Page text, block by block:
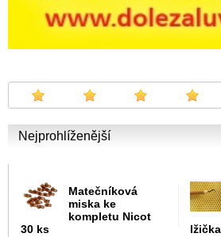
Nejprohlíženější
Matečníková
miska ke
kompletu Nicot
30 ks